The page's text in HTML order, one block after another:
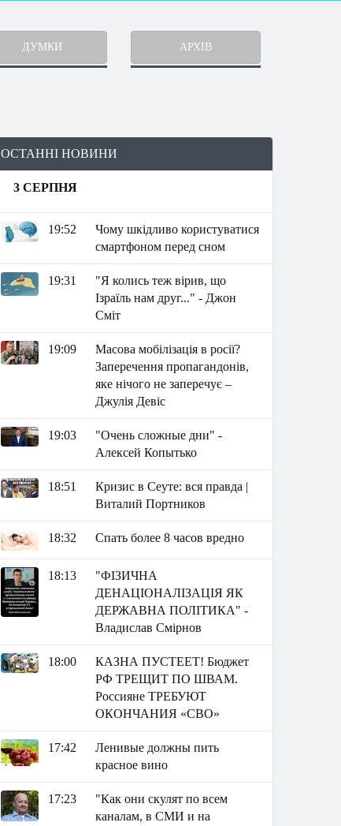
ДУМКИ АРХІВ
ОСТАННІ НОВИНИ
3 СЕРПНЯ
19:52
Чому шкідливо користуватися
смартфоном перед сном
19:31
"Я колись теж вірив, що
Ізраїль нам друг..." - Джон
Сміт
19:09
Масова мобілізація в росії?
Заперечення пропагандонів,
яке нічого не заперечує –
Джулія Девіс
19:03
"Очень сложные дни" -
Алексей Копытько
18:51
Кризис в Сеуте: вся правда |
Виталий Портников
18:32 Спать более 8 часов вредно
18:13
"ФІЗИЧНА
ДЕНАЦІОНАЛІЗАЦІЯ ЯК
ДЕРЖАВНА ПОЛІТИКА" -
Владислав Смірнов
18:00
КАЗНА ПУСТЕЕТ! Бюджет
РФ ТРЕЩИТ ПО ШВАМ.
Россияне ТРЕБУЮТ
ОКОНЧАНИЯ «СВО»
17:42
Ленивые должны пить
красное вино
17:23
"Как они скулят по всем
каналам, в СМИ и на